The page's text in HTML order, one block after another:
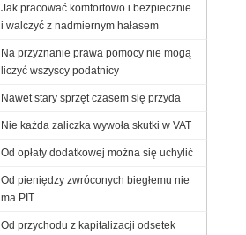
Jak pracować komfortowo i bezpiecznie
i walczyć z nadmiernym hałasem
Na przyznanie prawa pomocy nie mogą
liczyć wszyscy podatnicy
Nawet stary sprzęt czasem się przyda
Nie każda zaliczka wywoła skutki w VAT
Od opłaty dodatkowej można się uchylić
Od pieniędzy zwróconych biegłemu nie
ma PIT
Od przychodu z kapitalizacji odsetek